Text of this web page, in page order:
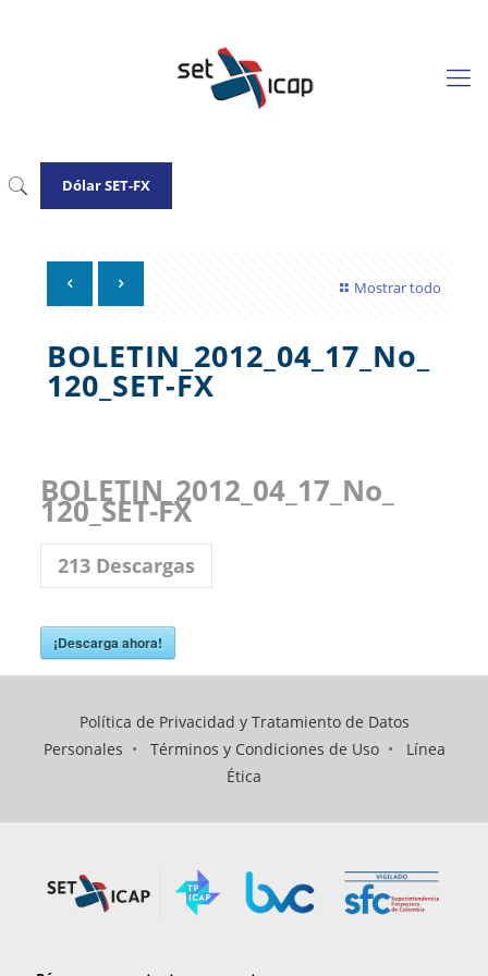
Dólar SET-FX
Mostrar todo
BOLETIN_2012_04_17_No_
120_SET-FX
BOLETIN_2012_04_17_No_
120_SET-FX
213Descargas
¡Descarga ahora!
Política de Privacidad y Tratamiento de Datos
Personales • Términos y Condiciones de Uso• Línea
Ética